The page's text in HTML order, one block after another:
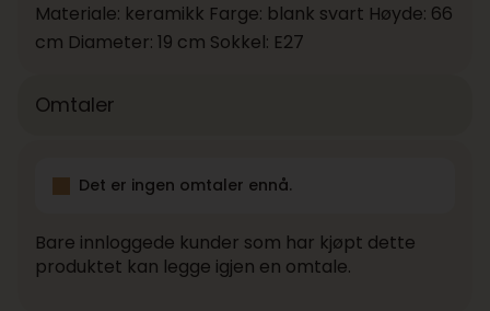
Materiale: keramikk Farge: blank svart Høyde: 66
cm Diameter: 19 cm Sokkel: E27
Omtaler
Det er ingen omtaler ennå.
Bare innloggede kunder som har kjøpt dette
produktet kan legge igjen en omtale.